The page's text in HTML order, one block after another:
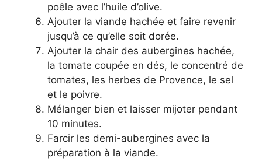
poêle avec l’huile d’olive.
Ajouter la viande hachée et faire revenir
jusqu’à ce qu’elle soit dorée.
Ajouter la chair des aubergines hachée,
la tomate coupée en dés, le concentré de
tomates, les herbes de Provence, le sel
et le poivre.
Mélanger bien et laisser mijoter pendant
10 minutes.
Farcir les demi-aubergines avec la
préparation à la viande.